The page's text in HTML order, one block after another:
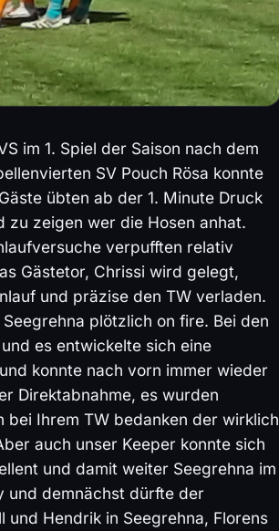
im 1. Spiel der Saison nach dem
SV Pouch Rösa konnte
übten ab der 1. Minute Druck
zu zeigen wer die Hosen anhat.
verpufften relativ
Gästetor, Chrissi wird gelegt,
und präzise den TW verladen.
plötzlich on fire. Bei den
es entwickelte sich eine
konnte nach vorn immer wieder
Direktabnahme, es wurden
Ihrem TW bedanken der wirklich
auch unser Keeper konnte sich
und damit weiter Seegrehna im
und demnächst dürfte der
Hendrik in Seegrehna, Florens